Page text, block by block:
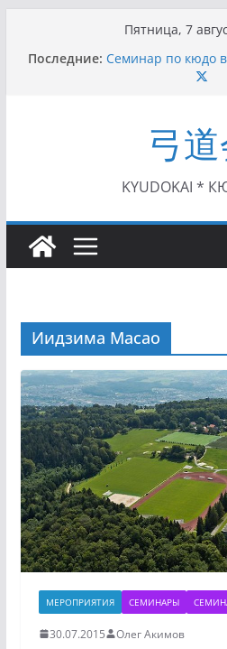
содержимому
Пятница, 7
Последние: Семинар по кюдо
Чемпионат
II Кубок Посла
Орёл (25.07.2021)
I этап Кубка
Сейдокан II
弓
KYUDOKAI *
Иидзима Масао
МЕРОПРИЯТИЯ СЕМИНАРЫ
30.07.2015 Олег Акимов